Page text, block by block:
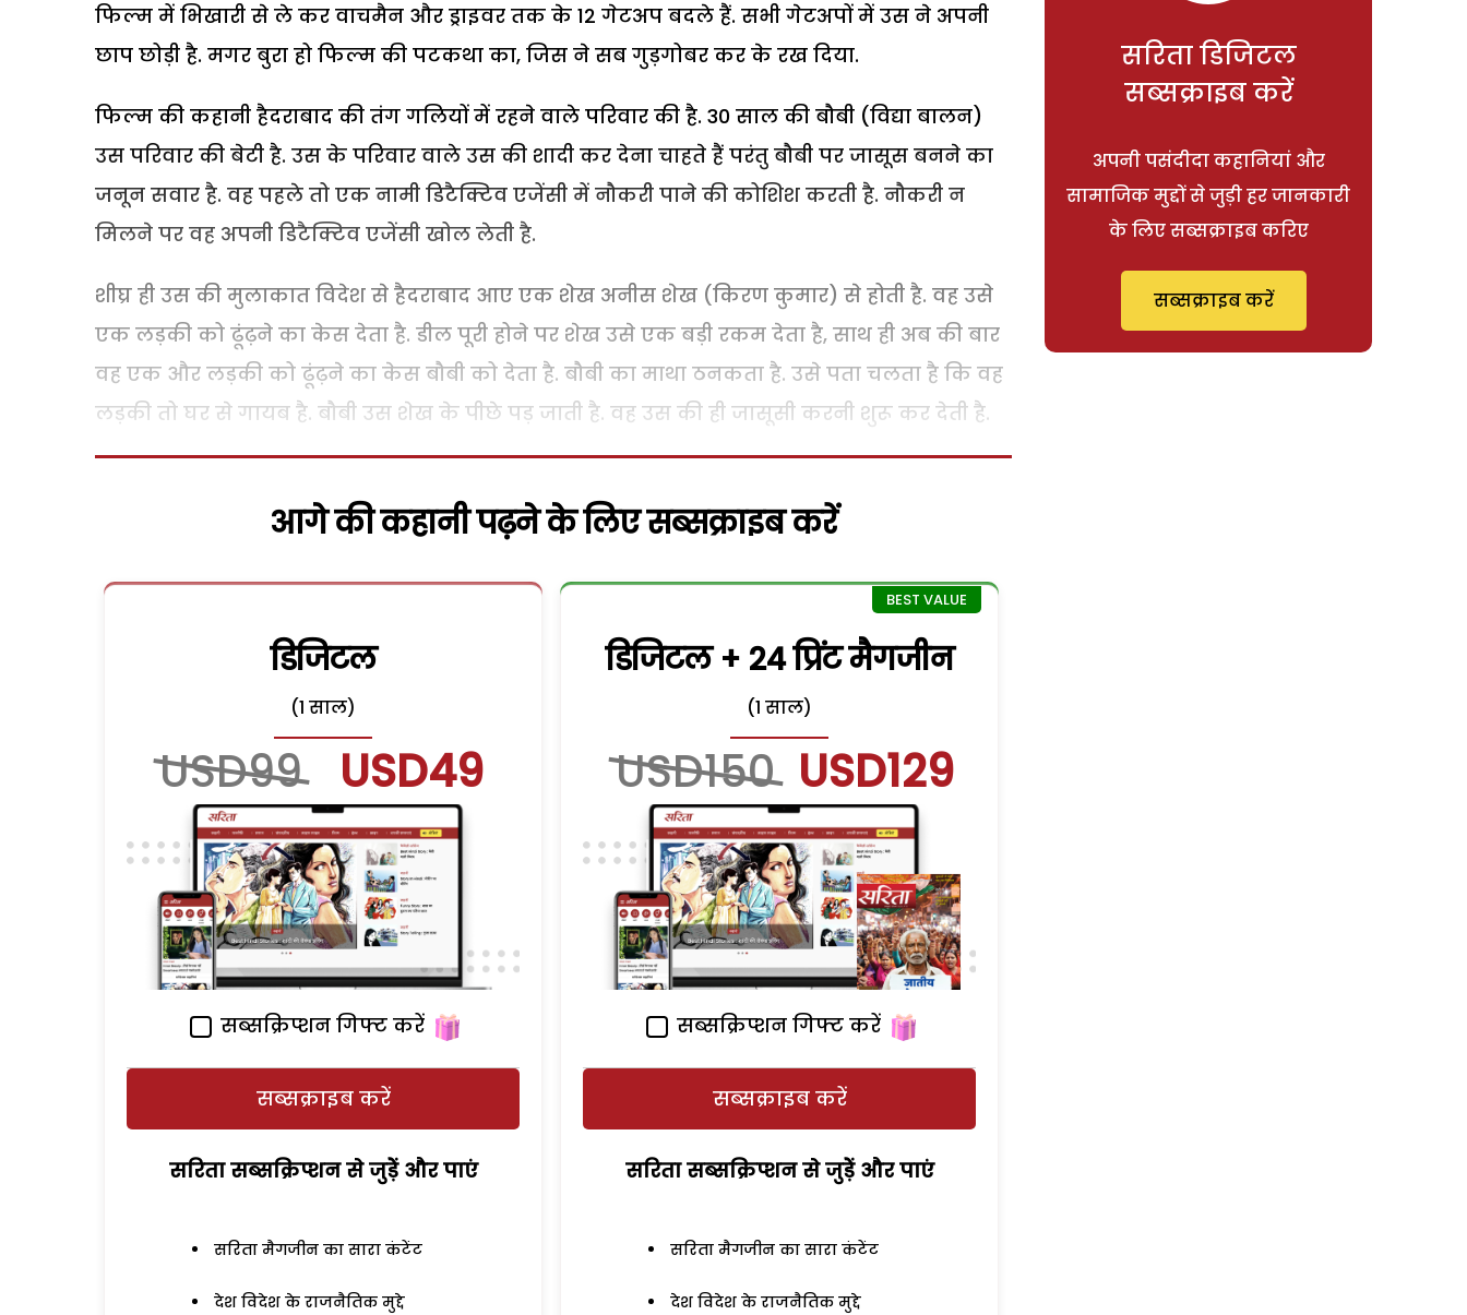
फिल्म में भिखारी से ले कर वाचमैन और ड्राइवर तक के 12 गेटअप बदले हैं. सभी गेटअपों में उस ने अपनी
छाप छोड़ी है. मगर बुरा हो फिल्म की पटकथा का, जिस ने सब गुड़गोबर कर के रख दिया.
फिल्म की कहानी हैदराबाद की तंग गलियों में रहने वाले परिवार की है. 30 साल की बौबी (विद्या बालन)
उस परिवार की बेटी है. उस के परिवार वाले उस की शादी कर देना चाहते हैं परंतु बौबी पर जासूस बनने का
जनून सवार है. वह पहले तो एक नामी डिटैक्टिव एजेंसी में नौकरी पाने की कोशिश करती है. नौकरी न
मिलने पर वह अपनी डिटैक्टिव एजेंसी खोल लेती है.
शीघ्र ही उस की मुलाकात विदेश से हैदराबाद आए एक शेख अनीस शेख (किरण कुमार) से होती है. वह उसे
एक लड़की को ढूंढ़ने का केस देता है. डील पूरी होने पर शेख उसे एक बड़ी रकम देता है, साथ ही अब की बार
वह एक और लड़की को ढूंढ़ने का केस बौबी को देता है. बौबी का माथा ठनकता है. उसे पता चलता है कि वह
लड़की तो घर से गायब है. बौबी उस शेख के पीछे पड़ जाती है. वह उस की ही जासूसी करनी शुरू कर देती है.
आगे की कहानी पढ़ने के लिए सब्सक्राइब करें
डिजिटल
(1 साल)
USD99 USD49
सब्सक्रिप्शन गिफ्ट करें
सब्सक्राइब करें
सरिता सब्सक्रिप्शन से जुड़ेें और पाएं
सरिता मैगजीन का सारा कंटेंट
देश विदेश के राजनैतिक मुद्दे
डिजिटल + 24 प्रिंट मैगजीन
(1 साल)
USD150 USD129
सब्सक्रिप्शन गिफ्ट करें
सब्सक्राइब करें
सरिता सब्सक्रिप्शन से जुड़ेें और पाएं
सरिता मैगजीन का सारा कंटेंट
देश विदेश के राजनैतिक मुद्दे
सरिता डिजिटल
सब्सक्राइब करें
अपनी पसंदीदा कहानियां और
सामाजिक मुद्दों से जुड़ी हर जानकारी
के लिए सब्सक्राइब करिए
सब्सक्राइब करें